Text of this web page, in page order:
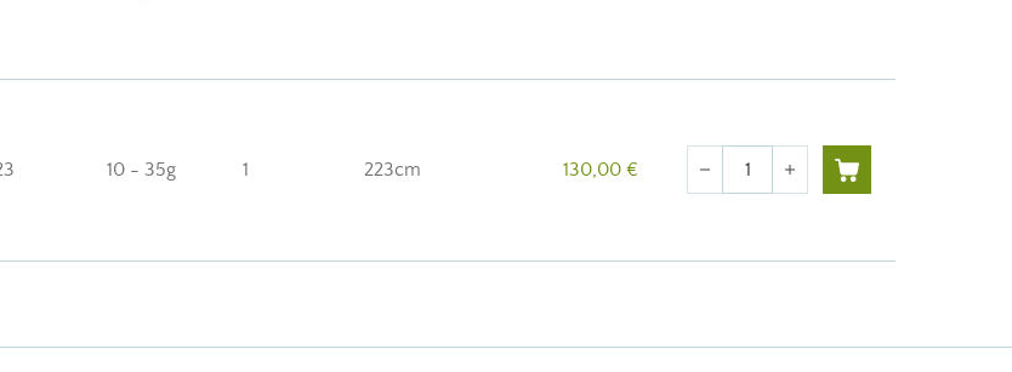
10 - 35g 1 223cm 130,00 € Cantidad
remove add